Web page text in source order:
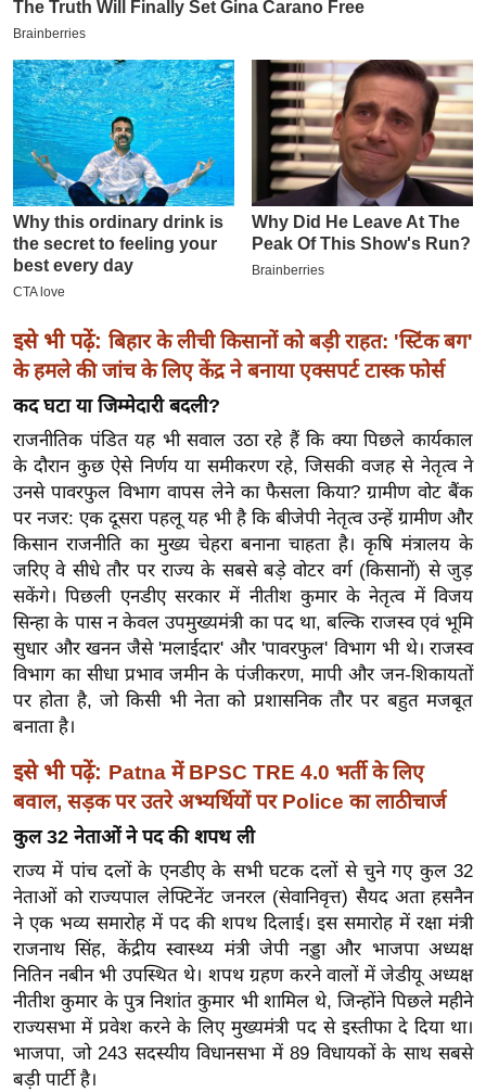
6
इ
म
ई
-
पे
प
र
मि
ल
बे
सा
ल
श
ख्सि
य
त
यं
ग
इं
डि
सा
हि
त्य
ज
ग
त
ऑ
टो
व
र्ल्ड
न्यू
इसे भी पढ़ें: बिहार के लीची किसानों को बड़ी राहत: 'स्टिंक बग'
के हमले की जांच के लिए केंद्र ने बनाया एक्सपर्ट टास्क फोर्स
कद घटा या जिम्मेदारी बदली?
राजनीतिक पंडित यह भी सवाल उठा रहे हैं कि क्या पिछले कार्यकाल
के दौरान कुछ ऐसे निर्णय या समीकरण रहे, जिसकी वजह से नेतृत्व ने
उनसे पावरफुल विभाग वापस लेने का फैसला किया? ग्रामीण वोट बैंक
पर नजर: एक दूसरा पहलू यह भी है कि बीजेपी नेतृत्व उन्हें ग्रामीण और
किसान राजनीति का मुख्य चेहरा बनाना चाहता है। कृषि मंत्रालय के
जरिए वे सीधे तौर पर राज्य के सबसे बड़े वोटर वर्ग (किसानों) से जुड़
सकेंगे। पिछली एनडीए सरकार में नीतीश कुमार के नेतृत्व में विजय
सिन्हा के पास न केवल उपमुख्यमंत्री का पद था, बल्कि राजस्व एवं भूमि
सुधार और खनन जैसे 'मलाईदार' और 'पावरफुल' विभाग भी थे। राजस्व
विभाग का सीधा प्रभाव जमीन के पंजीकरण, मापी और जन-शिकायतों
पर होता है, जो किसी भी नेता को प्रशासनिक तौर पर बहुत मजबूत
बनाता है।
इसे भी पढ़ें: Patna में BPSC TRE 4.0 भर्ती के लिए
बवाल, सड़क पर उतरे अभ्यर्थियों पर Police का लाठीचार्ज
कुल 32 नेताओं ने पद की शपथ ली
राज्य में पांच दलों के एनडीए के सभी घटक दलों से चुने गए कुल 32
नेताओं को राज्यपाल लेफ्टिनेंट जनरल (सेवानिवृत्त) सैयद अता हसनैन
ने एक भव्य समारोह में पद की शपथ दिलाई। इस समारोह में रक्षा मंत्री
राजनाथ सिंह, केंद्रीय स्वास्थ्य मंत्री जेपी नड्डा और भाजपा अध्यक्ष
नितिन नबीन भी उपस्थित थे। शपथ ग्रहण करने वालों में जेडीयू अध्यक्ष
नीतीश कुमार के पुत्र निशांत कुमार भी शामिल थे, जिन्होंने पिछले महीने
राज्यसभा में प्रवेश करने के लिए मुख्यमंत्री पद से इस्तीफा दे दिया था।
भाजपा, जो 243 सदस्यीय विधानसभा में 89 विधायकों के साथ सबसे
बड़ी पार्टी है।